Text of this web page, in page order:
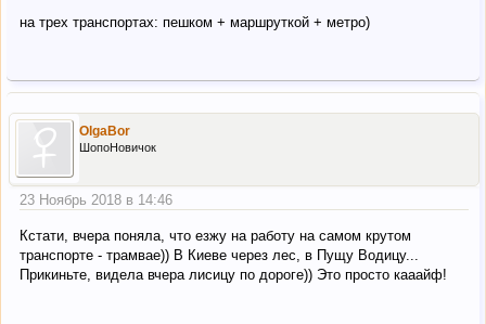
на трех транспортах: пешком + маршруткой + метро)
OlgaBor
ШопоНовичок
23 Ноябрь 2018 в 14:46
Кстати, вчера поняла, что езжу на работу на самом крутом
транспорте - трамвае)) В Киеве через лес, в Пущу Водицу...
Прикиньте, видела вчера лисицу по дороге)) Это просто кааайф!